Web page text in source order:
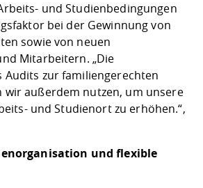
und Studienbedingungen
bei der Gewinnung von
sowie von neuen
Mitarbeitern. „Die
zur familiengerechten
wir außerdem nutzen, um unsere
und Studienort zu erhöhen.“,
und flexible